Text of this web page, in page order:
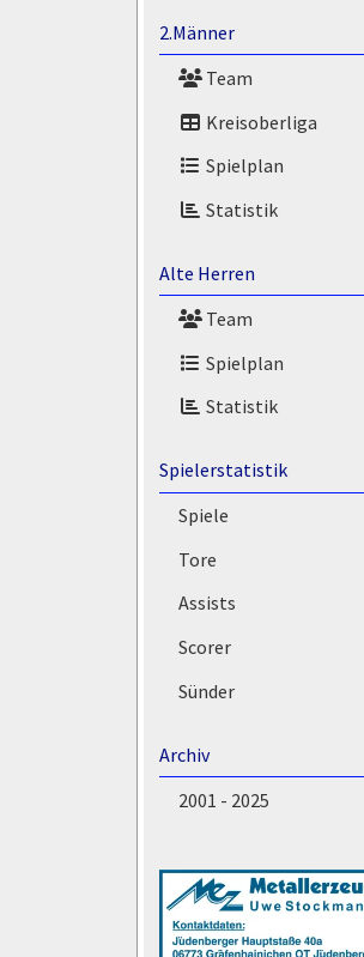
2.Männer
Team
Kreisoberliga
Spielplan
Statistik
Alte Herren
Team
Spielplan
Statistik
Spielerstatistik
Spiele
Tore
Assists
Scorer
Sünder
Archiv
2001 - 2025